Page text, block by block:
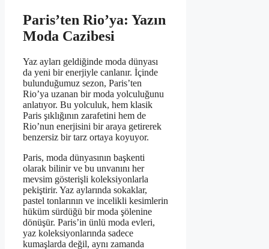
Paris’ten Rio’ya: Yazın
Moda Cazibesi
Yaz ayları geldiğinde moda dünyası
da yeni bir enerjiyle canlanır. İçinde
bulunduğumuz sezon, Paris’ten
Rio’ya uzanan bir moda yolculuğunu
anlatıyor. Bu yolculuk, hem klasik
Paris şıklığının zarafetini hem de
Rio’nun enerjisini bir araya getirerek
benzersiz bir tarz ortaya koyuyor.
Paris, moda dünyasının başkenti
olarak bilinir ve bu unvanını her
mevsim gösterişli koleksiyonlarla
pekiştirir. Yaz aylarında sokaklar,
pastel tonlarının ve incelikli kesimlerin
hüküm sürdüğü bir moda şölenine
dönüşür. Paris’in ünlü moda evleri,
yaz koleksiyonlarında sadece
kumaşlarda değil, aynı zamanda